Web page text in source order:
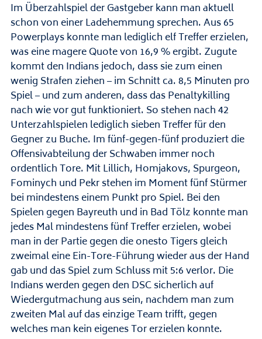
Im Überzahlspiel der Gastgeber kann man aktuell
schon von einer Ladehemmung sprechen. Aus 65
Powerplays konnte man lediglich elf Treffer erzielen,
was eine magere Quote von 16,9 % ergibt. Zugute
kommt den Indians jedoch, dass sie zum einen
wenig Strafen ziehen – im Schnitt ca. 8,5 Minuten pro
Spiel – und zum anderen, dass das Penaltykilling
nach wie vor gut funktioniert. So stehen nach 42
Unterzahlspielen lediglich sieben Treffer für den
Gegner zu Buche. Im fünf-gegen-fünf produziert die
Offensivabteilung der Schwaben immer noch
ordentlich Tore. Mit Lillich, Homjakovs, Spurgeon,
Fominych und Pekr stehen im Moment fünf Stürmer
bei mindestens einem Punkt pro Spiel. Bei den
Spielen gegen Bayreuth und in Bad Tölz konnte man
jedes Mal mindestens fünf Treffer erzielen, wobei
man in der Partie gegen die onesto Tigers gleich
zweimal eine Ein-Tore-Führung wieder aus der Hand
gab und das Spiel zum Schluss mit 5:6 verlor. Die
Indians werden gegen den DSC sicherlich auf
Wiedergutmachung aus sein, nachdem man zum
zweiten Mal auf das einzige Team trifft, gegen
welches man kein eigenes Tor erzielen konnte.